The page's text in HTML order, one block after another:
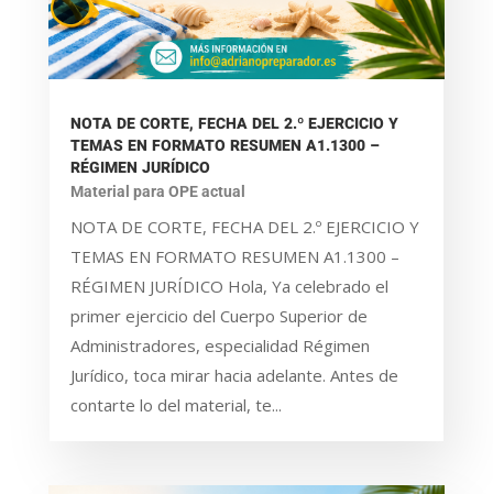
NOTA DE CORTE, FECHA DEL 2.º EJERCICIO Y
TEMAS EN FORMATO RESUMEN A1.1300 –
RÉGIMEN JURÍDICO
Material para OPE actual
NOTA DE CORTE, FECHA DEL 2.º EJERCICIO Y
TEMAS EN FORMATO RESUMEN A1.1300 –
RÉGIMEN JURÍDICO Hola, Ya celebrado el
primer ejercicio del Cuerpo Superior de
Administradores, especialidad Régimen
Jurídico, toca mirar hacia adelante. Antes de
contarte lo del material, te...